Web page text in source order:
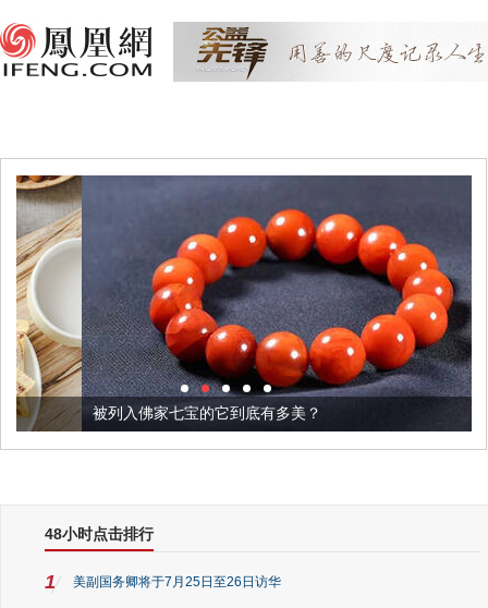
被列入佛家七宝的它到底有多美？
48小时点击排行
1 美副国务卿将于7月25日至26日访华